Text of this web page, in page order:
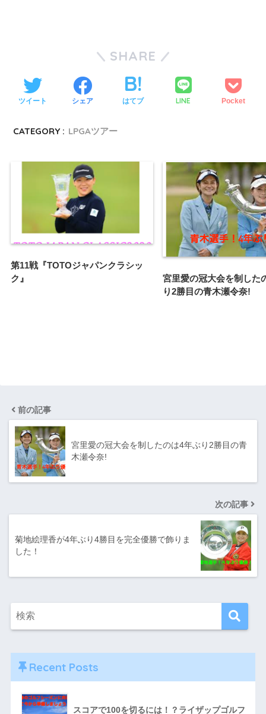
SHARE
ツイート シェア はてブ LINE Pocket
CATEGORY : LPGAツアー
第11戦『TOTOジャパンクラシッ
ク』
宮里愛の冠大会を制した
り2勝目の青木瀬令奈!
前の記事
宮里愛の冠大会を制したのは4年ぶり2勝目の青
木瀬令奈!
次の記事
菊地絵理香が4年ぶり4勝目を完全優勝で飾りま
した！
Recent Posts
スコアで100を切るには！？ライザップゴルフ